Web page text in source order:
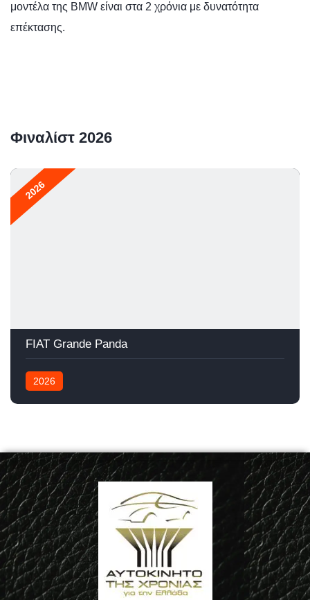
μοντέλα της BMW είναι στα 2 χρόνια με δυνατότητα
επέκτασης.
Φιναλίστ 2026
2026
FIAT Grande Panda
2026